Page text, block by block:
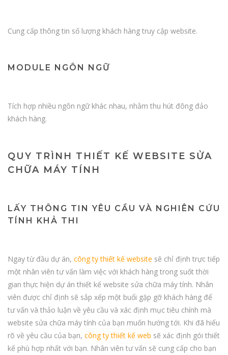
Cung cấp thông tin số lượng khách hàng truy cập website.
MODULE NGÔN NGỮ
Tích hợp nhiều ngôn ngữ khác nhau, nhằm thu hút đông đảo
khách hàng.
QUY TRÌNH THIẾT KẾ WEBSITE SỬA
CHỮA MÁY TÍNH
LẤY THÔNG TIN YÊU CẦU VÀ NGHIÊN CỨU
TÍNH KHẢ THI
Ngay từ đầu dự án, công ty thiết kế website sẽ chỉ định trực tiếp
một nhân viên tư vấn làm việc với khách hàng trong suốt thời
gian thực hiện dự án thiết kế website sửa chữa máy tính. Nhân
viên được chỉ định sẽ sắp xếp một buổi gặp gỡ khách hàng để
tư vấn và thảo luận về yêu cầu và xác định mục tiêu chính mà
website sửa chữa máy tính của bạn muốn hướng tới. Khi đã hiểu
rõ về yêu cầu của bạn, công ty thiết kế web sẽ xác định gói thiết
kế phù hợp nhất với bạn. Nhân viên tư vấn sẽ cung cấp cho bạn